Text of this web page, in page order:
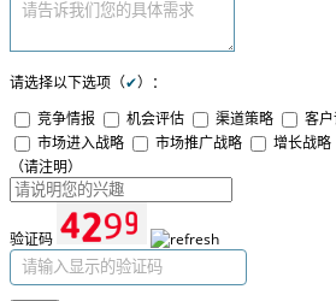
请选择以下选项（✔）：
竞争情报
机会评估 渠道策略 客
市场进入战略
市场推广战略 增长战略
（请注明）
验证码